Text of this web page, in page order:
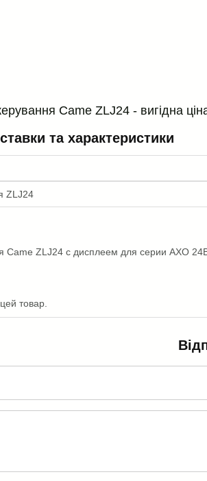
Came ZLJ24 - вигідна
та характеристики
ZLJ24
Came ZLJ24 с дисплеем для серии AXO
товар.